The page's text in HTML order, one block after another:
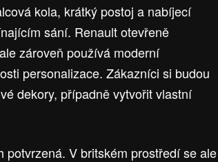
kola, krátký postoj a nabíjecí
sání. Renault otevřeně
zároveň používá moderní
personalizace. Zákazníci si budou
dekory, případně vytvořit vlastní
V britském prostředí se ale